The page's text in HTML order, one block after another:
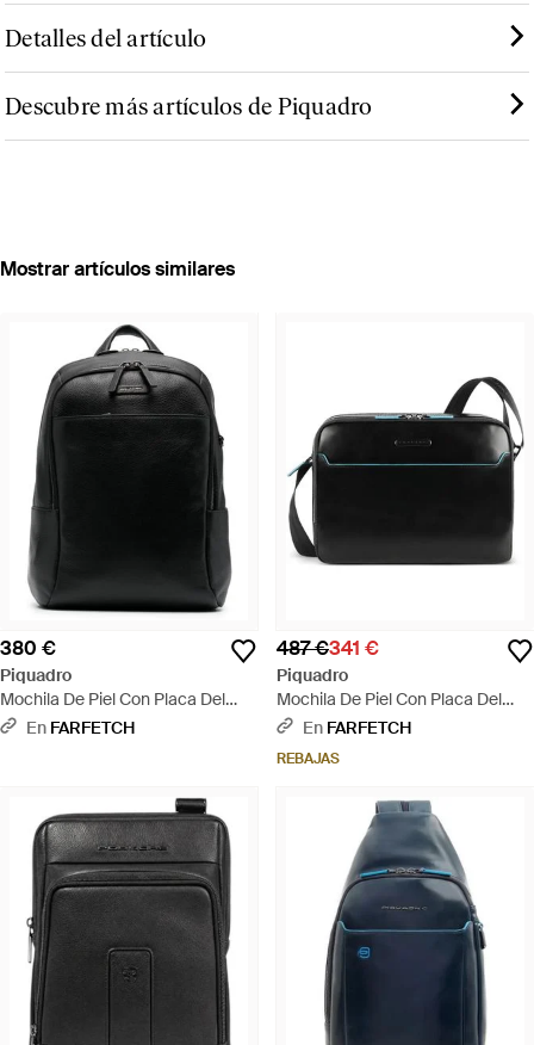
Detalles del artículo
Descubre más artículos de Piquadro
Mostrar artículos similares
380 €
Piquadro
Mochila De Piel Con Placa Del
Logo - Negro
En FARFETCH
487 €341 €
Piquadro
Mochila De Piel Con Placa Del
Logo - Negro
En FARFETCH
REBAJAS